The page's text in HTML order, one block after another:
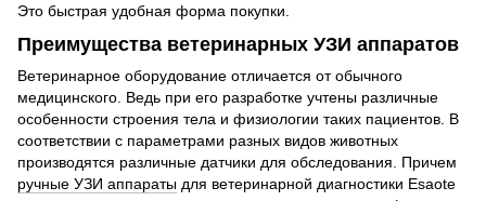
Это быстрая удобная форма покупки.
Преимущества ветеринарных УЗИ аппаратов
Ветеринарное оборудование отличается от обычного
медицинского. Ведь при его разработке учтены различные
особенности строения тела и физиологии таких пациентов. В
соответствии с параметрами разных видов животных
производятся различные датчики для обследования. Причем
ручные УЗИ аппараты для ветеринарной диагностики Esaote